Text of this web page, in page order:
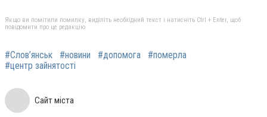
Якщо ви помітили помилку, виділіть необхідний текст і натисніть Ctrl + Enter, щоб
повідомити про це редакцію
#Слов’янськ #новини #допомога
#померла
#центр зайнятості
Сайт міста